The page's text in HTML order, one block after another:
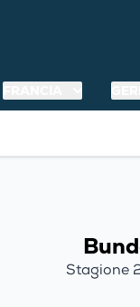
Stagione